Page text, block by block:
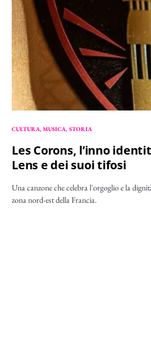
CULTURA MUSICA STORIA
Les Corons, l’inno
Lens e dei suoi tifosi
Una canzone che celebra l'orgoglio e la
zona nord-est della Francia.